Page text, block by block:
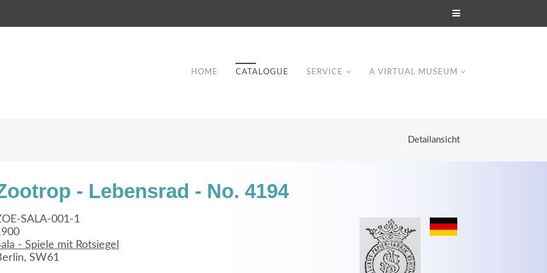
HOME CATALOGUE SERVICE A VIRTUAL MUSEUM
Detailansicht
- Lebensrad - No. 4194
SALA-001-1
- Spiele mit Rotsiegel
SW61
adipiscing elit. Aenean commodo ligula eget
Lorem ipsum dolor sit amet, consectetuer
adipiscing elit. Aenean commodo ligula eget
dolor.